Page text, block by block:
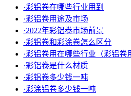
·彩铝卷在哪些行业用到
·彩铝卷用途及市场
·2022年彩铝卷市场前景
·彩铝卷和彩涂卷怎么区分
·彩铝卷用在哪些行业（彩铝卷
·彩铝卷是什么材质
·彩铝卷多少钱一吨
·彩涂铝卷多少钱一吨